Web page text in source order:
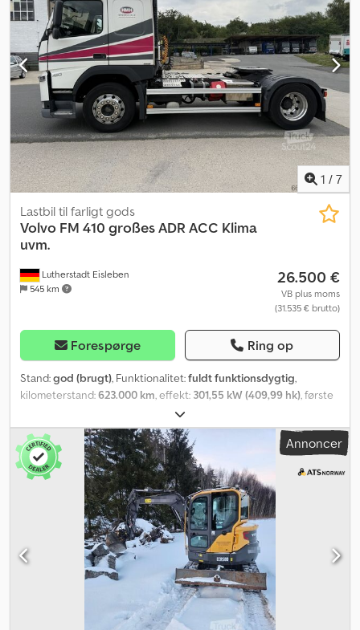
1 / 7
Lutherstadt Eisleben
545 km
Lastbil til farligt gods
Volvo FM 410 großes ADR ACC Klima
uvm.
26.500 €
VB plus moms
(31.535 € brutto)
Forespørge Ring op
Stand:god (brugt), Funktionalitet:fuldt funktionsdygtig,
kilometerstand:623.000 km, effekt: 301,55 kW (409,99 hk), første
, næste syn (TÜV):
farve:hvid, førerhus:sovekabine, geartype:automatisk,
emissionsklasse:Euro 6, affjedring:stål-luft , Produktionsår:2017,
driftsvægt:
6.739 kg, Udstyr:ABS, bordincomputer, fartpilot,
hydraulik, klimaanlæg, lavt støjniveau, navigationssystem,
parkeringsvarmer, traktionskontrol, Volvo FM 410 trækker med
stort ADR. Seng Køleskab ACC Blindvinkelassistent Navigation
m.m. Klar til øjeblikkelig indsats! Dedpfx Ajx Db Eaofwowa
Annoncer